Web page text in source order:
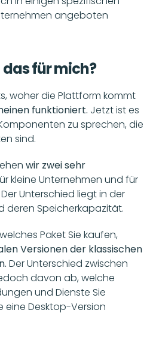
angeboten
für mich?
woher die Plattform kommt
funktioniert. Jetzt ist es
zu sprechen, die
sind.
wir zwei sehr
kleine Unternehmen und für
Unterschied liegt in der
deren Speicherkapazität.
Versionen der klassischen
Der Unterschied zwischen
davon ab, welche
und Dienste Sie
eine Desktop-Version